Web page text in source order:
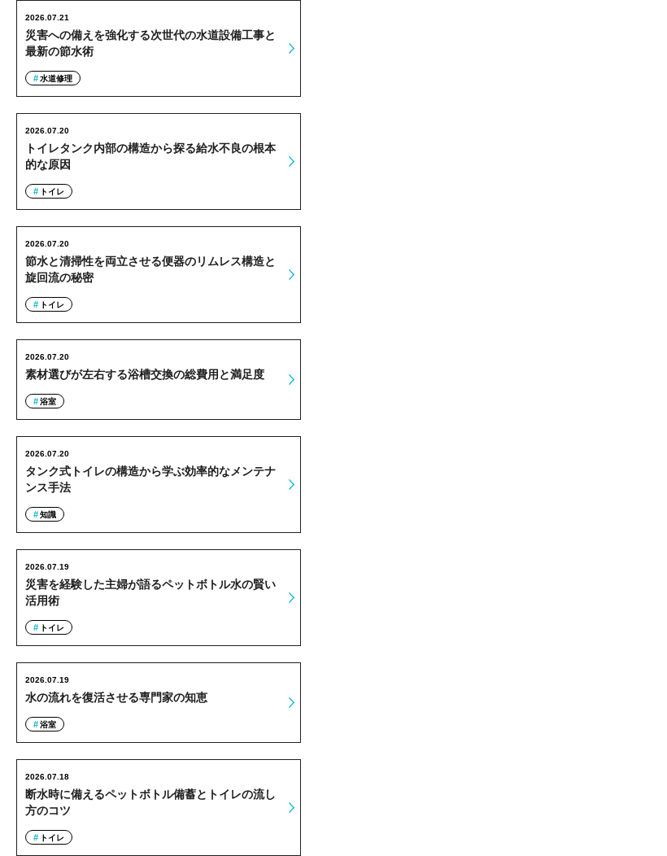
災害への備えを強化する次世代の水道設備工事と
最新の節水術
2026.07.21
水道修理
トイレタンク内部の構造から探る給水不良の根本
的な原因
2026.07.20
トイレ
節水と清掃性を両立させる便器のリムレス構造と
旋回流の秘密
2026.07.20
トイレ
素材選びが左右する浴槽交換の総費用と満足度
2026.07.20
浴室
タンク式トイレの構造から学ぶ効率的なメンテナ
ンス手法
2026.07.20
知識
災害を経験した主婦が語るペットボトル水の賢い
活用術
2026.07.19
トイレ
水の流れを復活させる専門家の知恵
2026.07.19
浴室
断水時に備えるペットボトル備蓄とトイレの流し
方のコツ
2026.07.18
トイレ